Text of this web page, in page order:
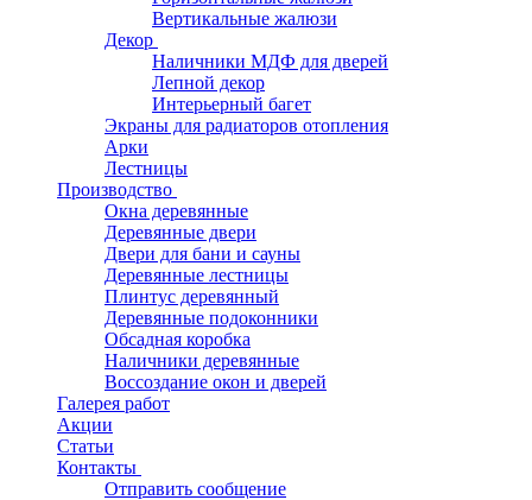
Вертикальные жалюзи
Декор
Наличники МДФ для дверей
Лепной декор
Интерьерный багет
Экраны для радиаторов отопления
Арки
Лестницы
Производство
Окна деревянные
Деревянные двери
Двери для бани и сауны
Деревянные лестницы
Плинтус деревянный
Деревянные подоконники
Обсадная коробка
Наличники деревянные
Воссоздание окон и дверей
Галерея работ
Акции
Статьи
Контакты
Отправить сообщение